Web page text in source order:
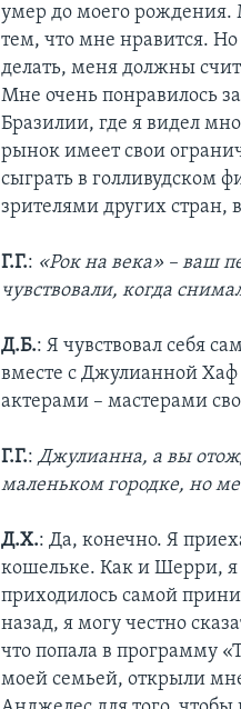
умер до моего рождения.
тем, что мне нравится.
делать, меня должны
Мне очень понравилось
Бразилии, где я видел
рынок имеет свои
сыграть в голливудском
зрителями других стран,
Г.Г.: «Рок на века» – ваш
чувствовали, когда
Д.Б.: Я чувствовал себя
вместе с Джулианной
актерами – мастерами
Г.Г.:Джулианна, а вы
маленьком городке, но
Д.Х.: Да, конечно. Я
кошельке. Как и Шерри, я
приходилось самой
назад, я могу честно
что попала в программу
моей семьей, открыли